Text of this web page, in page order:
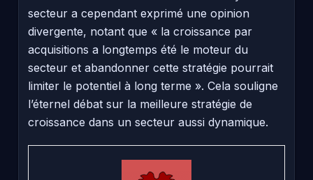
secteur a cependant exprimé une opinion
divergente, notant que « la croissance par
acquisitions a longtemps été le moteur du
secteur et abandonner cette stratégie pourrait
limiter le potentiel à long terme ». Cela souligne
l’éternel débat sur la meilleure stratégie de
croissance dans un secteur aussi dynamique.